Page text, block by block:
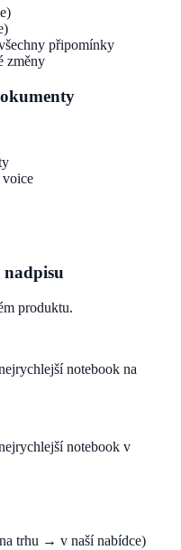
připomínky
změny
produktu.
notebook na
notebook v
trhu → v naší nabídce)